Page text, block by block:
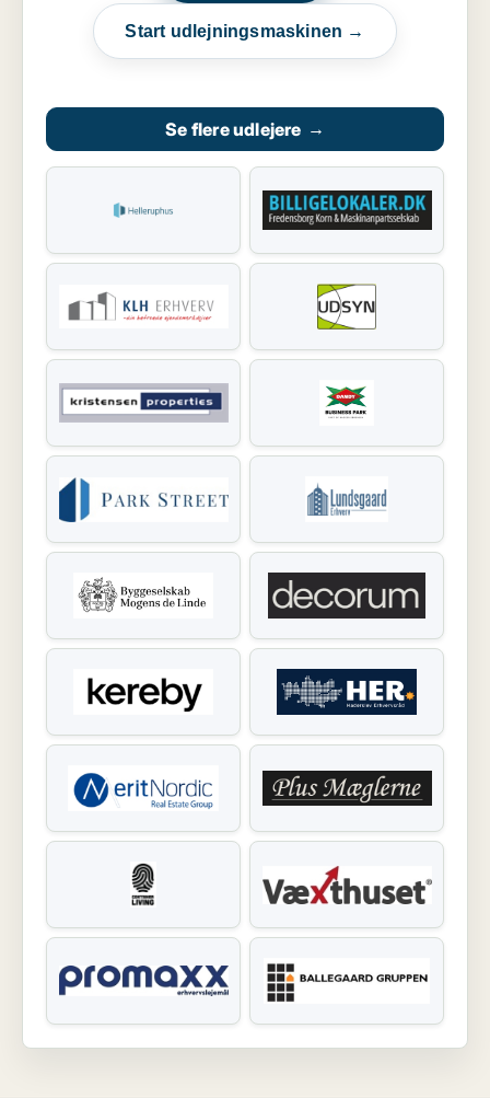
Start udlejningsmaskinen →
Se flere udlejere →